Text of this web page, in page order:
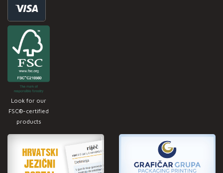
Look for our
FSC®-certified
products